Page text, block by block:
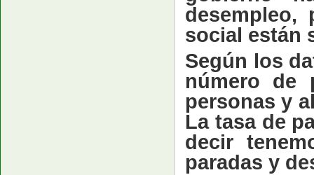
social están
Según los
número de
personas y
La tasa de
decir te
paradas y